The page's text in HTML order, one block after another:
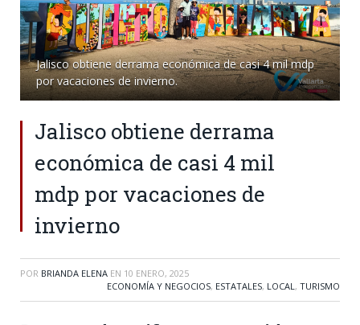
Jalisco obtiene derrama económica de casi 4 mil mdp
por vacaciones de invierno.
Jalisco obtiene derrama
económica de casi 4 mil
mdp por vacaciones de
invierno
POR BRIANDA ELENA EN 10 ENERO, 2025
ECONOMÍA Y NEGOCIOS, ESTATALES, LOCAL, TURISMO